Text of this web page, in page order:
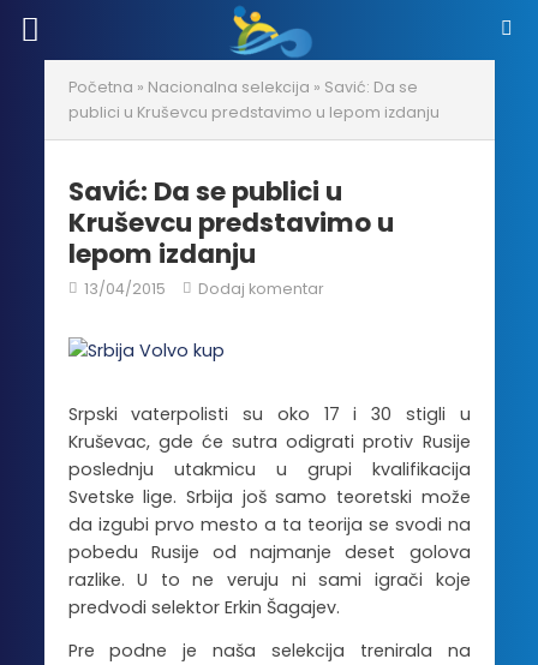
Početna » Nacionalna selekcija » Savić: Da se
publici u Kruševcu predstavimo u lepom izdanju
Savić: Da se publici u
Kruševcu predstavimo u
lepom izdanju
13/04/2015 Dodaj komentar
Srpski vaterpolisti su oko 17 i 30 stigli u
Kruševac, gde će sutra odigrati protiv Rusije
poslednju utakmicu u grupi kvalifikacija
Svetske lige. Srbija još samo teoretski može
da izgubi prvo mesto a ta teorija se svodi na
pobedu Rusije od najmanje deset golova
razlike. U to ne veruju ni sami igrači koje
predvodi selektor Erkin Šagajev.
Pre podne je naša selekcija trenirala na